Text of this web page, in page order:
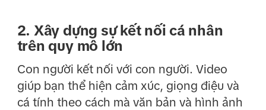
2. Xây dựng sự kết nối cá nhân
trên quy mô lớn
Con người kết nối với con người. Video
giúp bạn thể hiện cảm xúc, giọng điệu và
cá tính theo cách mà văn bản và hình ảnh